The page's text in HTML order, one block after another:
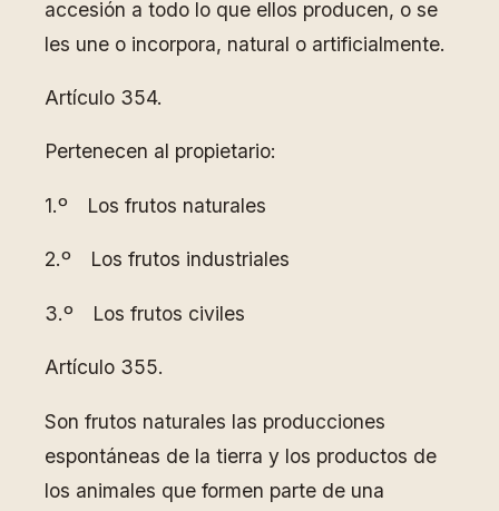
accesión a todo lo que ellos producen, o se
les une o incorpora, natural o artificialmente.
Artículo 354.
Pertenecen al propietario:
1.º Los frutos naturales
2.º Los frutos industriales
3.º Los frutos civiles
Artículo 355.
Son frutos naturales las producciones
espontáneas de la tierra y los productos de
los animales que formen parte de una